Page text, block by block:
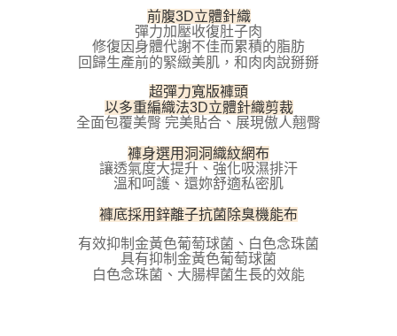
３．收到繳費通知簡訊後14天內，點擊此簡訊中的連結，可透過四大超商／
ATM／網路銀行／等多元方式進行付款，方視為交易完成。
※ 請注意：結帳手續完成當下不需立刻繳費，但若您需要取消訂單，請聯絡
購買商品的店家。未經商家同意取消之訂單仍視為有效，需透過AFTEE先享
後付繳納相關費用。
※ 交易是否成功請以「AFTEE先享後付 」之結帳頁面顯示為準，若有關於
是否繳費成功／繳費後需取消欲退款等相關疑問，請聯繫「AFTEE先享後付
客戶支援中心」https://netprotections.freshdesk.com/support/home
１．透過由恩沛科技股份有限公司提供之「AFTEE先享後付」服務完成之交
易，需依本服務之必要範圍內提供個人資料，並將交易相關給付款項請求債
２．關於個人資料處理事宜，請瀏覽以下網址：
３．未成年的使用者請事先徵得法定代理人或監護人之同意方可使用
「AFTEE先享後付」，若未經同意申辦者引起之損失，本公司不負相關責
每筆NT$100，滿NT$800(含以上)免運費
每筆NT$100，滿NT$800(含以上)免運費
每筆NT$100，滿NT$800(含以上)免運費
前腹3D立體針織
彈力加壓收復肚子肉
修復因身體代謝不佳而累積的脂肪
回歸生產前的緊緻美肌，和肉肉說掰掰
超彈力寬版褲頭
以多重編織法3D立體針織剪裁
全面包覆美臀 完美貼合、展現傲人翹臀
褲身選用洞洞織紋網布
讓透氣度大提升、強化吸濕排汗
溫和呵護、還妳舒適私密肌
褲底採用鋅離子抗菌除臭機能布
有效抑制金黃色葡萄球菌、白色念珠菌
具有抑制金黃色葡萄球菌
白色念珠菌 、 大腸桿菌生長的效能